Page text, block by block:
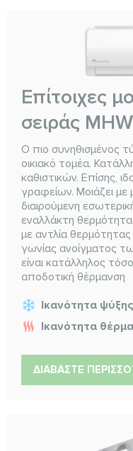
Επίτοιχες
σειράς MHW
Ο πιο συνηθισμένος
οικιακό τομέα.
καθιστικών. Επίσης,
γραφείων. Μοιάζει με
διαιρούμενη
εναλλάκτη
με αντλία
γωνίας ανοίγματος
είναι κατάλληλος
αποδοτική θέρμανση
Ικανότητα
Ικανότητα
ΔΙΑΒΆΣΤΕ